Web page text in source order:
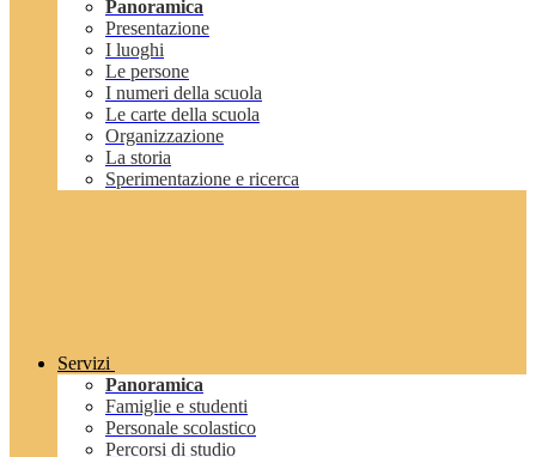
Panoramica
Presentazione
I luoghi
Le persone
I numeri della scuola
Le carte della scuola
Organizzazione
La storia
Sperimentazione e ricerca
Servizi
Panoramica
Famiglie e studenti
Personale scolastico
Percorsi di studio